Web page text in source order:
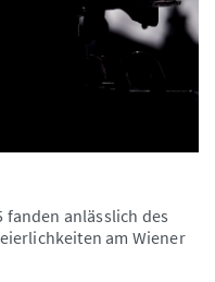
fanden anlässlich des
am Wiener